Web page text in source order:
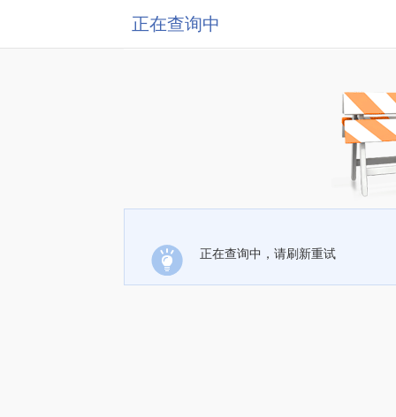
正在查询中
正在查询中，请刷新重试